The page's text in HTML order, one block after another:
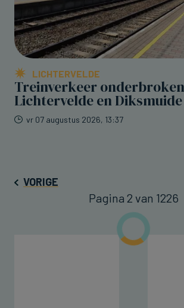
LICHTERVELDE
Treinverkeer
Lichtervelde en Diksmuide
vr 07 augustus 2026, 13:37
VORIGE
Pagina 2 van 1226